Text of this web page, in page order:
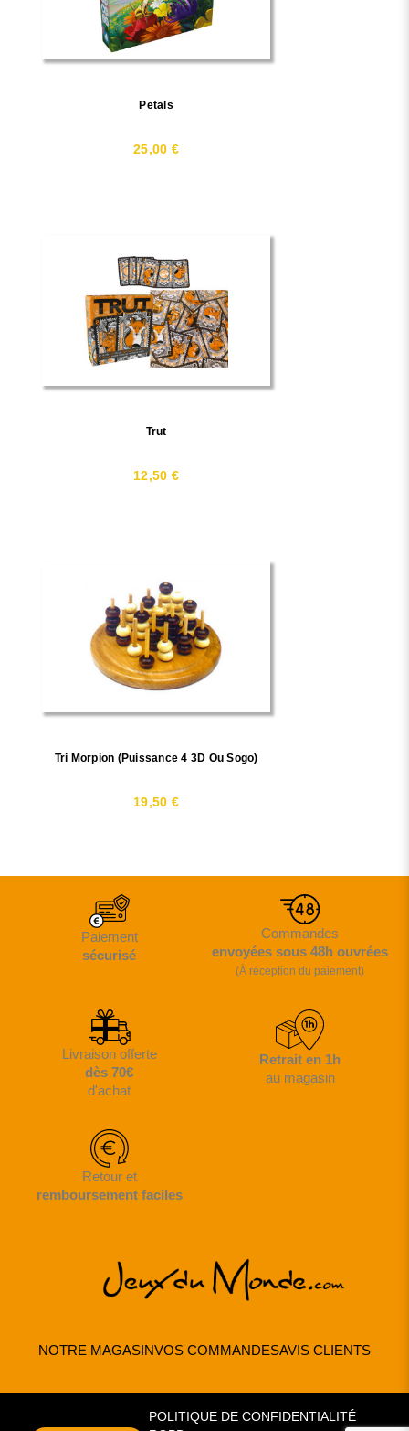
Petals
25,00 €
Trut
12,50 €
Tri Morpion (puissance 4 3D Ou Sogo)
19,50 €
Paiement
sécurisé
Commandes
envoyées sous 48h ouvrées
(À réception du paiement)
Livraison offerte
dès 70€
d'achat
Retrait en 1h
au magasin
Retour et
remboursement faciles
NOTRE MAGASINVOS COMMANDESAVIS CLIENTS
POLITIQUE DE CONFIDENTIALITÉ